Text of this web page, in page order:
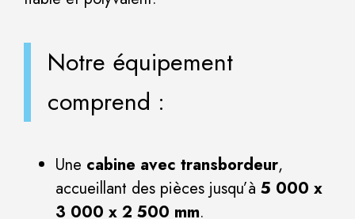
Notre équipement
comprend :
Une cabine avec transbordeur,
accueillant des pièces jusqu’à 5 000 x
3 000 x 2 500 mm.